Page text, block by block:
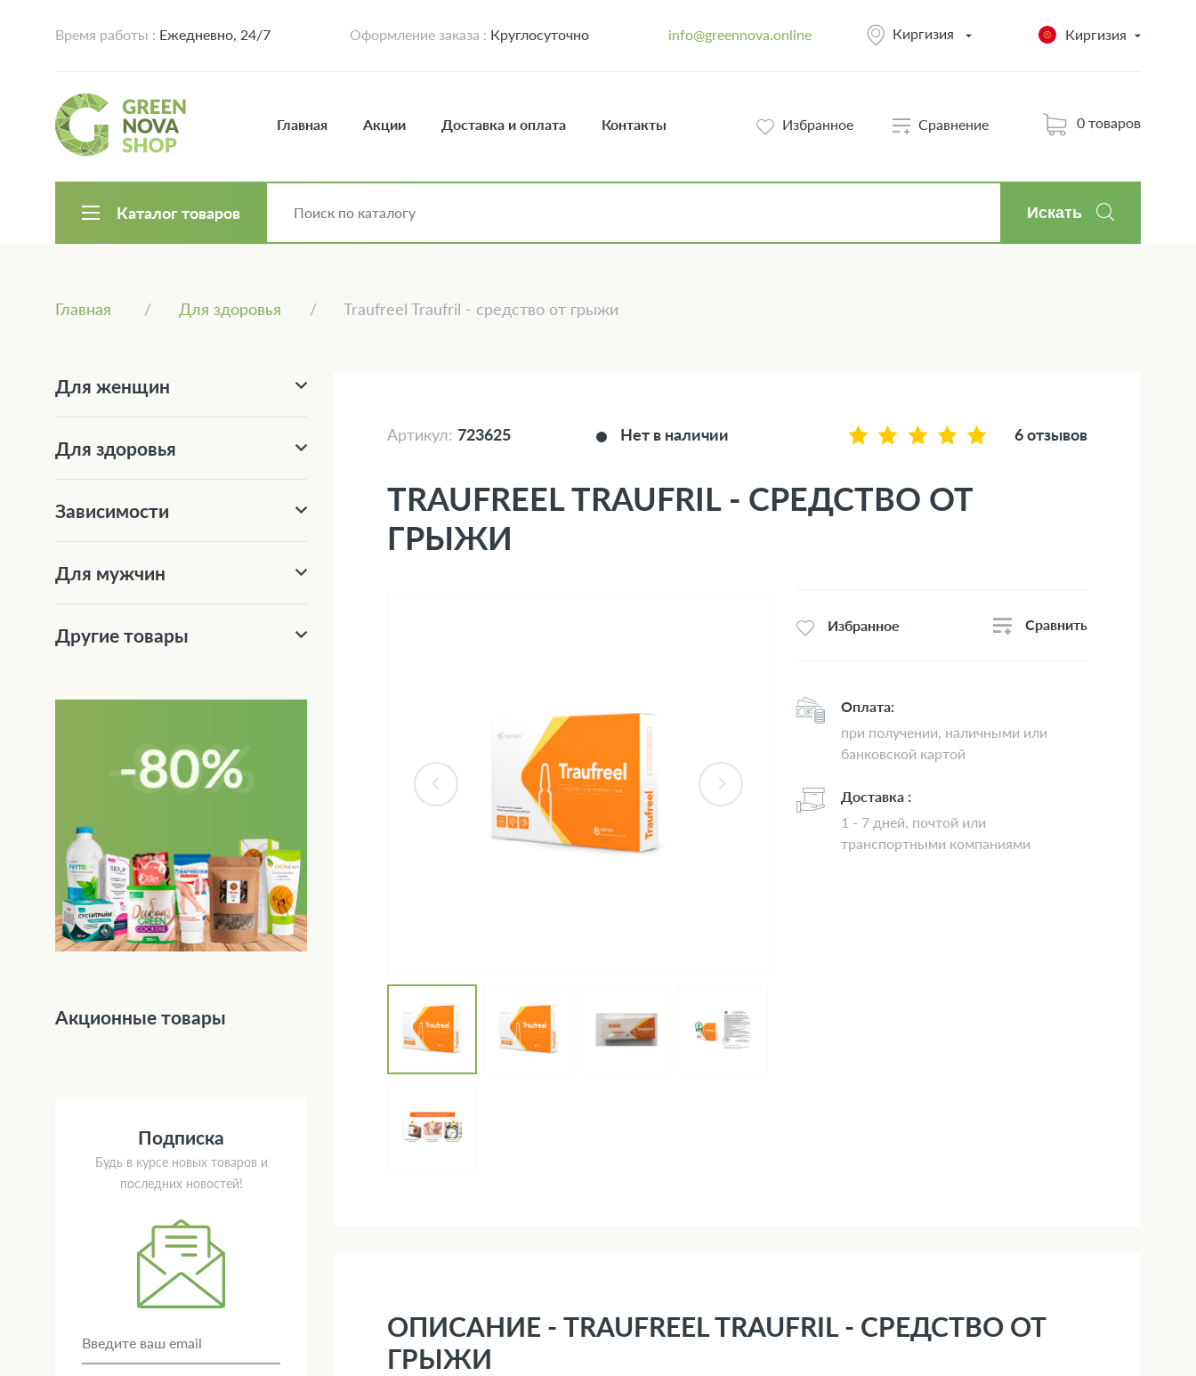
Время работы : Ежедневно, 24/7 Оформление заказа : Круглосуточно info@greennova.online Киргизия Киргизия
Главная Акции Доставка и оплата Контакты Избранное Сравнение 0 товаров
Каталог товаров Искать
Главная Для здоровья Traufreel Traufril - средство от грыжи
Артикул: 723625 Нет в наличии 6 отзывов
TRAUFREEL TRAUFRIL - СРЕДСТВО ОТ
ГРЫЖИ
Избранное Сравнить
Оплата:
при получении, наличными или
банковской картой
Доставка :
1 - 7 дней, почтой или
транспортными компаниями
ОПИСАНИЕ - TRAUFREEL TRAUFRIL - СРЕДСТВО ОТ
ГРЫЖИ
Для женщин
Для здоровья
Зависимости
Для мужчин
Другие товары
Акционные товары
Подписка
Будь в курсе новых товаров и
последних новостей!